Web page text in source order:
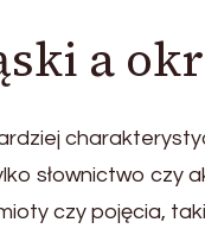
a
słownictwo czy
czy pojęcia,